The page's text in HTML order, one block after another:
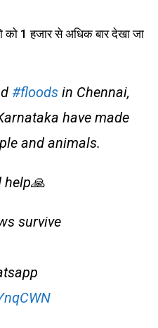
को 1 हजार से अधिक बार देखा जा
#floodsin Chennai,
have made
and animals.
help🙏
survive